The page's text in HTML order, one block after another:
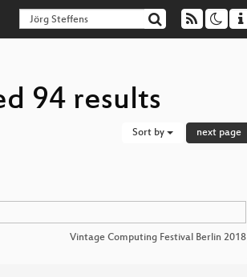
94 results
Sort by next page
Vintage Computing Festival Berlin 2018